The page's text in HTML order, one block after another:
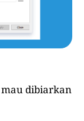
dibiarkan